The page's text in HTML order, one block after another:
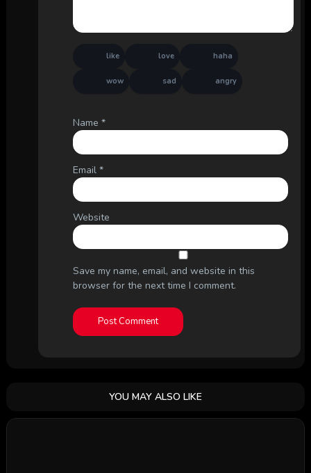
like love haha
wow sad angry
Name *
Email *
Website
Save my name, email, and website in this
browser for the next time I comment.
YOU MAY ALSO LIKE